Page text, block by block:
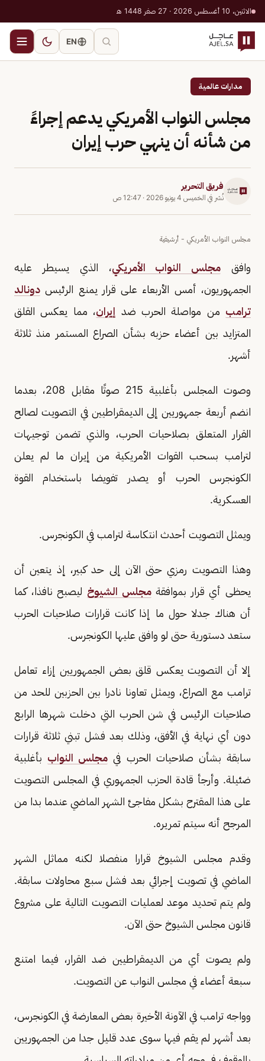
الاثنين، 10 أغسطس 2026 · 27 صفر 1448 هـ
EN
مدارات عالمية
مجلس النواب الأمريكي يدعم إجراءً
من شأنه أن ينهي حرب إيران
فريق التحرير
نُشر في الخميس 4 يونيو 2026 · 12:47 ص
مجلس النواب الأمريكي - أرشيفية
وافق مجلس النواب الأمريكي، الذي يسيطر عليه
الجمهوريون، أمس الأربعاء على قرار يمنع الرئيس دونالد
ترامب من مواصلة الحرب ضد إيران، مما يعكس القلق
المتزايد بين أعضاء حزبه بشأن الصراع المستمر منذ ثلاثة
أشهر.
وصوت المجلس بأغلبية 215 صوتًا مقابل 208، بعدما
انضم أربعة جمهوريين إلى الديمقراطيين في التصويت لصالح
القرار المتعلق بصلاحيات الحرب، والذي تضمن توجيهات
لترامب بسحب القوات الأمريكية من إيران ما لم يعلن
الكونجرس الحرب أو يصدر تفويضا باستخدام القوة
العسكرية.
ويمثل التصويت أحدث انتكاسة لترامب في الكونجرس.
وهذا التصويت رمزي حتى الآن إلى حد كبير، إذ يتعين أن
يحظى أي قرار بموافقةمجلس الشيوخ ليصبح نافذا، كما
أن هناك جدلا حول ما إذا كانت قرارات صلاحيات الحرب
ستعد دستورية حتى لو وافق عليها الكونجرس.
إلا أن التصويت يعكس قلق بعض الجمهوريين إزاء تعامل
ترامب مع الصراع، ويمثل تعاونا نادرا بين الحزبين للحد من
صلاحيات الرئيس في شن الحرب التي دخلت شهرها الرابع
دون أي نهاية في الأفق، وذلك بعد فشل تبني ثلاثة قرارات
سابقة بشأن صلاحيات الحرب في مجلس النواب بأغلبية
ضئيلة. وأرجأ قادة الحزب الجمهوري في المجلس التصويت
على هذا المقترح بشكل مفاجئ الشهر الماضي عندما بدا من
المرجح أنه سيتم تمريره.
وقدم مجلس الشيوخ قرارا منفصلا لكنه مماثل الشهر
الماضي في تصويت إجرائي بعد فشل سبع محاولات سابقة.
ولم يتم تحديد موعد لعمليات التصويت التالية على مشروع
قانون مجلس الشيوخ حتى الآن.
ولم يصوت أي من الديمقراطيين ضد القرار، فيما امتنع
سبعة أعضاء في مجلس النواب عن التصويت.
وواجه ترامب في الآونة الأخيرة بعض المعارضة في الكونجرس،
بعد أشهر لم يقم فيها سوى عدد قليل جدا من الجمهوريين